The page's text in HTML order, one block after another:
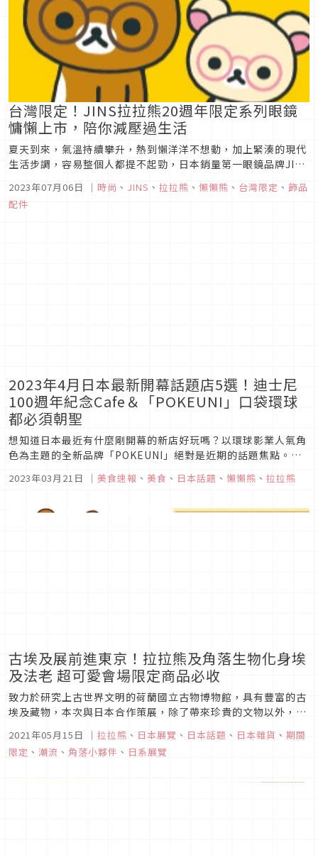
台灣限定！JINS拉拉熊20週年限定系列眼鏡
慵懶上市，陪你減壓過生活
夏天到來，氣溫持續攀升，熱到懶洋洋不想動，加上緊湊的現代
生活步調，容易整個人都提不起勁，日本銷量第一眼鏡品牌JINS
別設計的20週年限定系列眼鏡，結合4位人氣角色特徵，打造台
灣人喜愛的百搭流行鏡框，希望透過獨有的設計創意，帶給粉絲
2023年07月06日 ｜ 時尚 、 JINS 、 拉拉熊 、 懶懶熊 、 台灣限定 、 飾品
配件
2023年4月日本最新開幕話題店5選！迪士尼
100週年紀念Cafe＆「POKEUNI」口袋環球
都必須朝聖
想知道日本最近有什麼剛開幕的新店好玩嗎？以環球影業人氣角
色為主題的全新品牌「POKEUNI」絕對是近期的話題焦點。表
週年紀念Cafe都必須搶著預約。在旅程中和日本人一樣在橫濱紅
有人氣...
2023年03月21日 ｜ 美食速報 、 美食 、 日本話題 、 懶懶熊 、 拉拉熊
古埃及展前進東京！拉拉熊及角落生物化身埃
及法老 超可愛會場限定商品必收
致力於研究上古世界文明的荷蘭國立古物博物館，具有豐富的古
埃及藏物，本次與日本合作策展，除了帶來珍貴的文物以外，也
全世界展示。東京展出期間自2021年4月16日起至6月27日，為
了歡迎這些遠道而來的上古貴賓，拉拉熊及角落生物也換上埃及
2021年05月15日 ｜ 拉拉熊 、 日本展覽 、 日本話題 、 日本雜貨 、 期間
限定 、 潮流 、 角落小夥伴 、 日系展覽